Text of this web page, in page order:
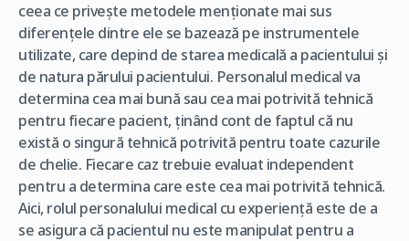
ceea ce privește metodele menționate mai sus
diferențele dintre ele se bazează pe instrumentele
utilizate, care depind de starea medicală a pacientului și
de natura părului pacientului. Personalul medical va
determina cea mai bună sau cea mai potrivită tehnică
pentru fiecare pacient, ținând cont de faptul că nu
există o singură tehnică potrivită pentru toate cazurile
de chelie. Fiecare caz trebuie evaluat independent
pentru a determina care este cea mai potrivită tehnică.
Aici, rolul personalului medical cu experiență este de a
se asigura că pacientul nu este manipulat pentru a